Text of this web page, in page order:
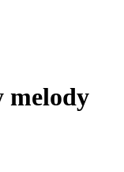
melody